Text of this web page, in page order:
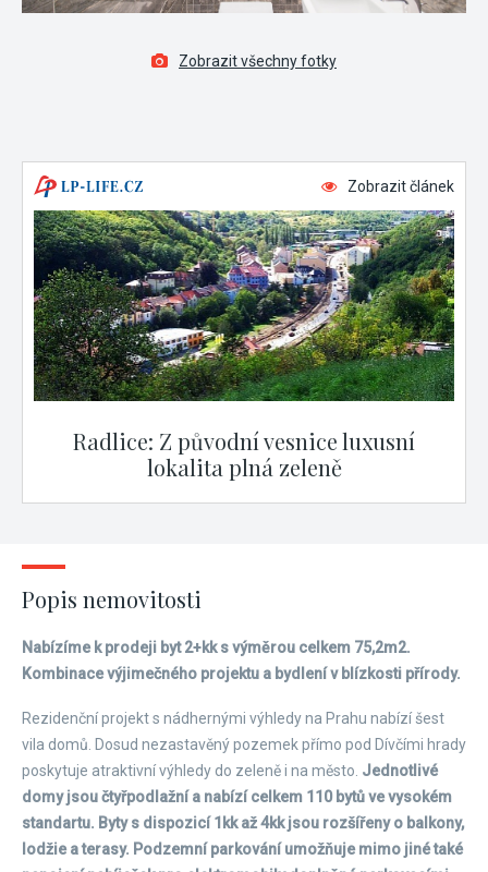
Zobrazit všechny fotky
Zobrazit článek
Radlice: Z původní vesnice luxusní
lokalita plná zeleně
Popis nemovitosti
Nabízíme k prodeji byt 2+kk s výměrou celkem 75,2m2.
Kombinace výjimečného projektu a bydlení v blízkosti přírody.
Rezidenční projekt s nádhernými výhledy na Prahu nabízí šest
vila domů. Dosud nezastavěný pozemek přímo pod Dívčími hrady
poskytuje atraktivní výhledy do zeleně i na město. Jednotlivé
domy jsou čtyřpodlažní a nabízí celkem 110 bytů ve vysokém
standartu. Byty s dispozicí 1kk až 4kk jsou rozšířeny o balkony,
lodžie a terasy. Podzemní parkování umožňuje mimo jiné také